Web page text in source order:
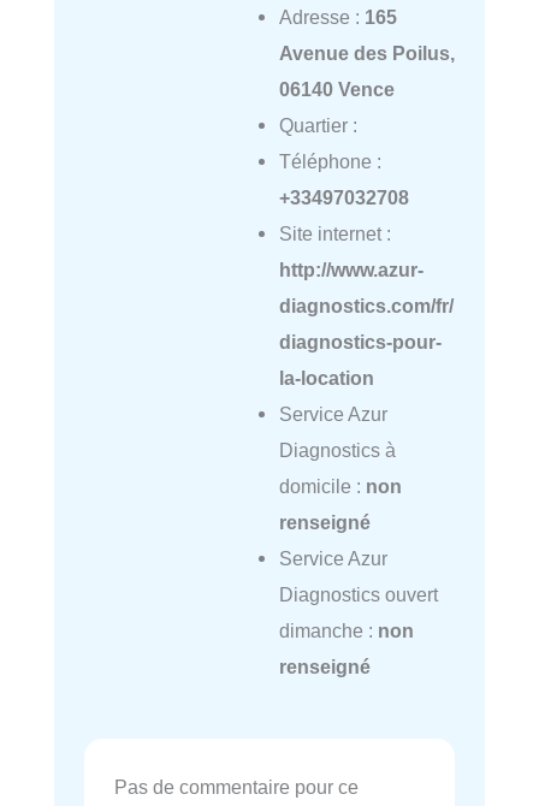
Adresse : 165
Avenue des Poilus,
06140 Vence
Quartier :
Téléphone :
+33497032708
Site internet :
http://www.azur-
diagnostics.com/fr/
diagnostics-pour-
la-location
Service Azur
Diagnostics à
domicile : non
renseigné
Service Azur
Diagnostics ouvert
dimanche : non
renseigné
Pas de commentaire pour ce